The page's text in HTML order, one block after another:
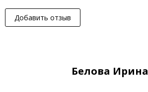
Добавить отзыв
Белова Ирина